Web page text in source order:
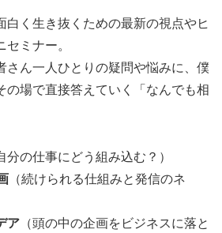
白く生き抜くための最新の視点やヒ
ミナー。
さん一人ひとりの疑問や悩みに、僕
の場で直接答えていく「なんでも相
分の仕事にどう組み込む？）
（続けられる仕組みと発信のネ
ア （頭の中の企画をビジネスに落と